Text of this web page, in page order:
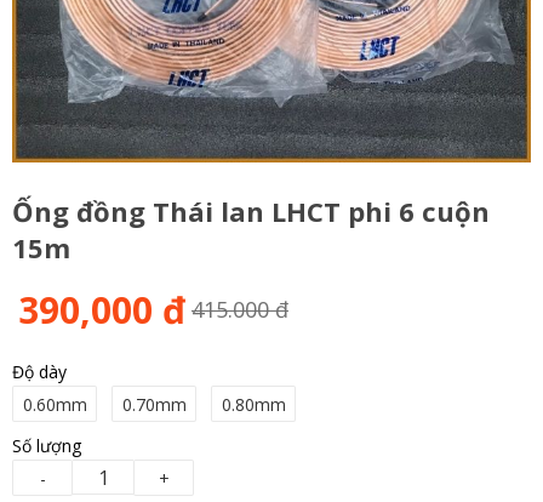
Ống đồng Thái lan LHCT phi 6 cuộn
15m
390,000 đ 415.000 đ
Độ dày
0.60mm
0.70mm
0.80mm
Số lượng
-
+